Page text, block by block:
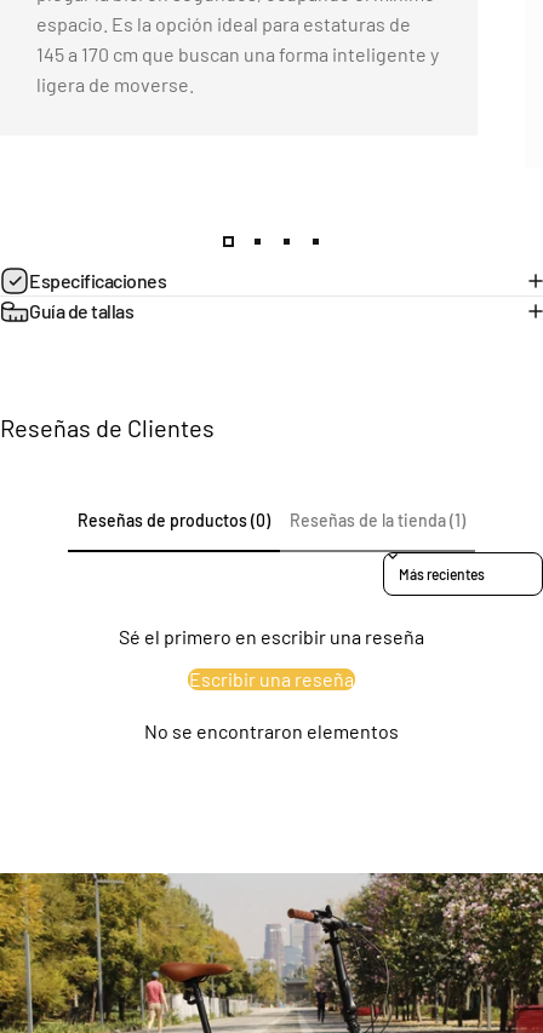
espacio. Es la opción ideal para estaturas de
145 a 170 cm que buscan una forma inteligente y
ligera de moverse.
Página 1
Página 2
Página 3Página 4
Especificaciones
Guía de tallas
Reseñas de Clientes
Reseñas de productos (0) Reseñas de la tienda (1)
Sort reviews by
Sé el primero en escribir una reseña
Escribir una reseña
No se encontraron elementos